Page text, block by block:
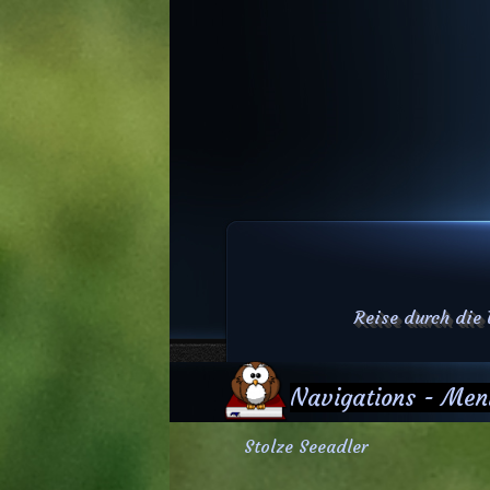
Reise durch die
Navigations -
Stolze Seeadler